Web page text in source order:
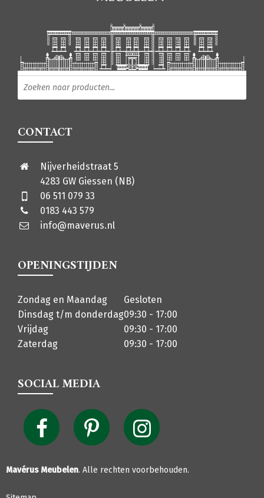
Producten zoeken
CONTACT
Nijverheidstraat 5
4283 GW Giessen (NB)
06 511 079 33
0183 443 579
info@maverus.nl
OPENINGSTIJDEN
Zondag en Maandag
Gesloten
Dinsdag t/m donderdag09:30 - 17:00
Vrijdag
09:30 - 17:00
Zaterdag
09:30 - 17:00
SOCIAL MEDIA
Mavérus Meubelen. Alle rechten voorbehouden.